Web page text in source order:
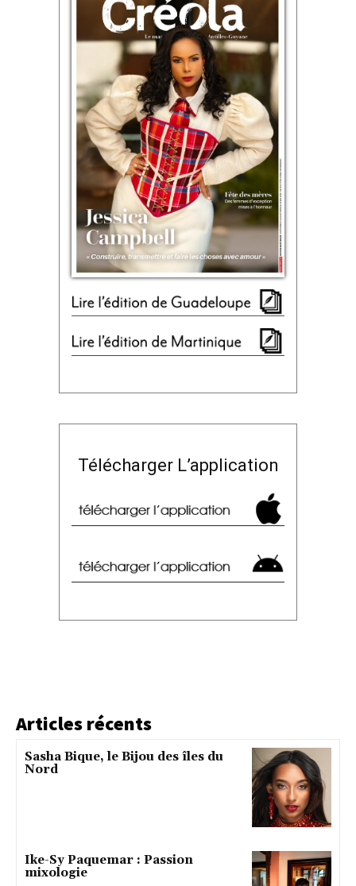
Télécharger L’application
Articles récents
Sasha Bique, le Bijou des îles du
Nord
Ike-Sy Paquemar : Passion
mixologie